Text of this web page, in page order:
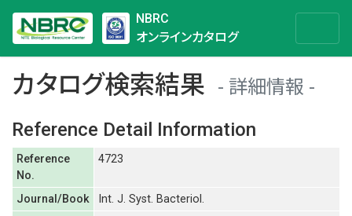
NBRC
オンラインカタログ
カタログ検索結果
詳細情報
Reference Detail Information
Reference
No.
4723
Journal/Book
Int. J. Syst. Bacteriol.